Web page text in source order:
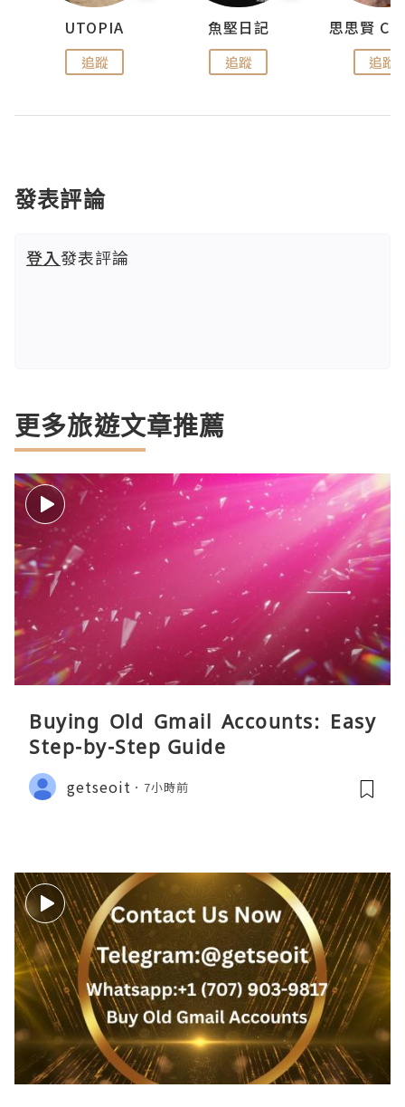
UTOPIA
追蹤
魚堅日記
追蹤 追蹤
發表評論
登入發表評論
更多旅遊文章推薦
Buying Old Gmail Accounts: Easy
Step-by-Step Guide
getseoit 7小時前